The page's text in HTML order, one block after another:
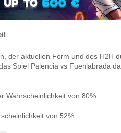
der aktuellen Form und des H2H
Spiel Palencia vs Fuenlabrada
Wahrscheinlichkeit von 80%.
von 52%.